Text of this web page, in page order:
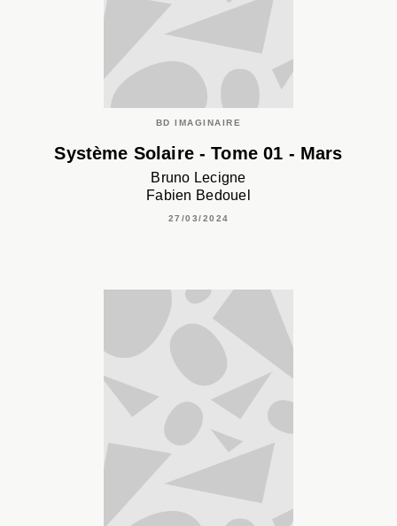
BD IMAGINAIRE
Système Solaire - Tome 01 - Mars
Bruno Lecigne
Fabien Bedouel
27/03/2024